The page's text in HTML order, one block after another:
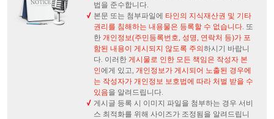
법을 준수합니다.
본문 또는 첨부파일에 타인의 지식재산권 및 기타
권리를 침해하는 내용물은 등록할 수 없습니다. 또
한 개인정보(주민등록번호, 성명, 연락처 등)가 포
함된 내용이 게시되지 않도록 주의 하시기 바랍니
다. 이러한 게시물로 인한 모든 책임은 작성자 본
인에게 있고, 개인정보가 게시되어 노출된 경우에
는 작성자가 개인정보 보호법에 따라 처벌 받을 수
있음을 알려드립니다.
게시글 등록 시 이미지 파일을 첨부하는 경우 서비
스 최적화를 위해 사이즈가 조정됨을 알려드립니